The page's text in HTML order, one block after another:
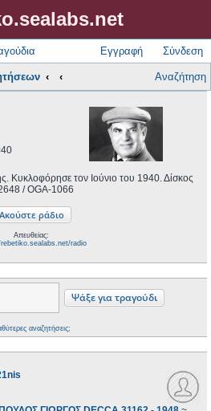
Σύνδεση
Εγγραφή
Αναζήτηση
Κυκλοφόρησε τον Ιούνιο του 1940. Δίσκος
/ OGA-1066
Απευθείας:
radio
αναζητήσεις;